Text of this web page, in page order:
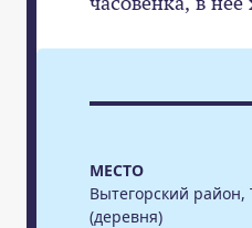
МЕСТО
Вытегорский
(деревня)